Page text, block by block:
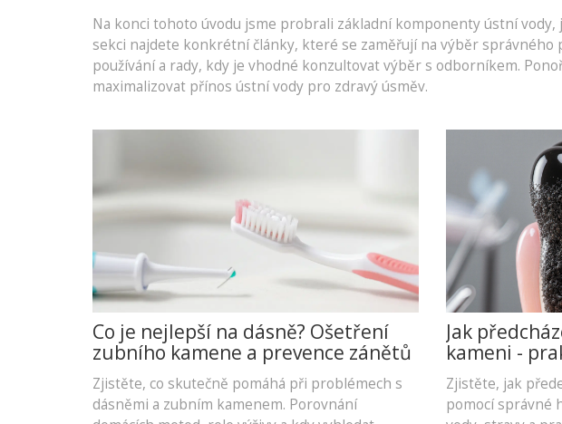
Na konci tohoto úvodu jsme probrali základní komponenty ústní
sekci najdete konkrétní články, které se zaměřují na výběr
používání a rady, kdy je vhodné konzultovat výběr s odborníkem.
maximalizovat přínos ústní vody pro zdravý úsměv.
Co je nejlepší na dásně? Ošetření
zubního kamene a prevence zánětů
Zjistěte, co skutečně pomáhá při problémech s
dásněmi a zubním kamenem. Porovnání
Jak
kameni -
Zjistěte, jak
pomocí správné